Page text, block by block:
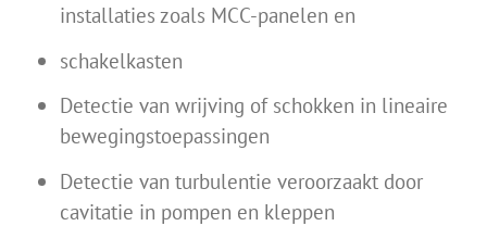
installaties zoals MCC-panelen en
schakelkasten
Detectie van wrijving of schokken in lineaire
bewegingstoepassingen
Detectie van turbulentie veroorzaakt door
cavitatie in pompen en kleppen